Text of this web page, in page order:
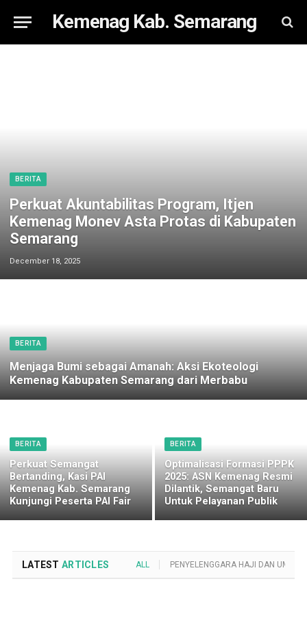
Kemenag Kab. Semarang
BERITA
Perkuat Akuntabilitas Program, Itjen
Kemenag Monev Asta Protas di Kabupaten
Semarang
December 18, 2025
BERITA
Menjaga Bumi sebagai Amanah: Aksi Ekoteologi
Kemenag Kabupaten Semarang dari Merbabu
BERITA
Perkuat Semangat
Bertanding, Kasi PAI
Kemenag Kab. Semarang
Kunjungi Peserta PAI Fair
BERITA
Optimalisasi Formasi PPPK
2025: ASN Kemenag Resmi
Dilantik, Semangat Baru
Untuk Pelayanan Publik
LATEST ARTICLES ALL PENYELENGGARA HAJI DAN UMROH